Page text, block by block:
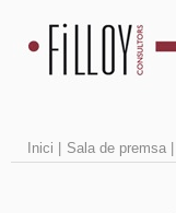
Inici Sala de premsa